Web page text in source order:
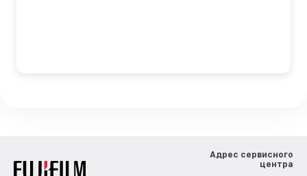
Адрес сервисного
центра